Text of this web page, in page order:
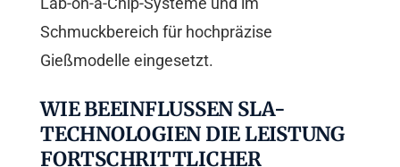
Schmuckbereich für hochpräzise
Gießmodelle eingesetzt.
WIE BEEINFLUSSEN SLA-
TECHNOLOGIEN DIE LEISTUNG
FORTSCHRITTLICHER